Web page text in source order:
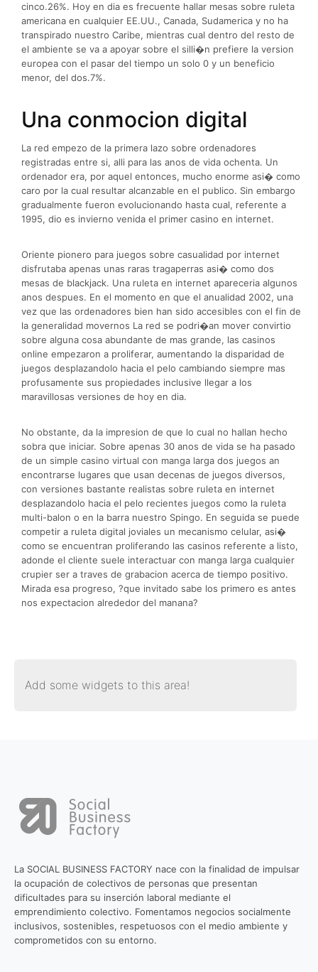
cinco.26%. Hoy en dia es frecuente hallar mesas sobre ruleta
americana en cualquier EE.UU., Canada, Sudamerica y no ha
transpirado nuestro Caribe, mientras cual dentro del resto de
el ambiente se va a apoyar sobre el silli�n prefiere la version
europea con el pasar del tiempo un solo 0 y un beneficio
menor, del dos.7%.
Una conmocion digital
La red empezo de la primera lazo sobre ordenadores
registradas entre si, alli para las anos de vida ochenta. Un
ordenador era, por aquel entonces, mucho enorme asi� como
caro por la cual resultar alcanzable en el publico. Sin embargo
gradualmente fueron evolucionando hasta cual, referente a
1995, dio es invierno venida el primer casino en internet.
Oriente pionero para juegos sobre casualidad por internet
disfrutaba apenas unas raras tragaperras asi� como dos
mesas de blackjack. Una ruleta en internet apareceria algunos
anos despues. En el momento en que el anualidad 2002, una
vez que las ordenadores bien han sido accesibles con el fin de
la generalidad movernos La red se podri�an mover convirtio
sobre alguna cosa abundante de mas grande, las casinos
online empezaron a proliferar, aumentando la disparidad de
juegos desplazandolo hacia el pelo cambiando siempre mas
profusamente sus propiedades inclusive llegar a los
maravillosas versiones de hoy en dia.
No obstante, da la impresion de que lo cual no hallan hecho
sobra que iniciar. Sobre apenas 30 anos de vida se ha pasado
de un simple casino virtual con manga larga dos juegos an
encontrarse lugares que usan decenas de juegos diversos,
con versiones bastante realistas sobre ruleta en internet
desplazandolo hacia el pelo recientes juegos como la ruleta
multi-balon o en la barra nuestro Spingo. En seguida se puede
competir a ruleta digital joviales un mecanismo celular, asi�
como se encuentran proliferando las casinos referente a listo,
adonde el cliente suele interactuar con manga larga cualquier
crupier ser a traves de grabacion acerca de tiempo positivo.
Mirada esa progreso, ?que invitado sabe los primero es antes
nos expectacion alrededor del manana?
Add some widgets to this area!
La SOCIAL BUSINESS FACTORY nace con la finalidad de impulsar
la ocupación de colectivos de personas que presentan
dificultades para su inserción laboral mediante el
emprendimiento colectivo. Fomentamos negocios socialmente
inclusivos, sostenibles, respetuosos con el medio ambiente y
comprometidos con su entorno.